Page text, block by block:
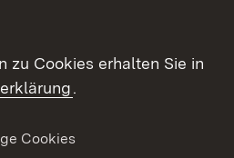
Datenschutz
zu Cookies erhalten Sie in
.
Cookies